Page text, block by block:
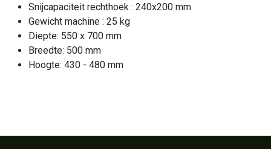
Snijcapaciteit rechthoek : 240x200 mm
Gewicht machine : 25 kg
Diepte: 550 x 700 mm
Breedte: 500 mm
Hoogte: 430 - 480 mm